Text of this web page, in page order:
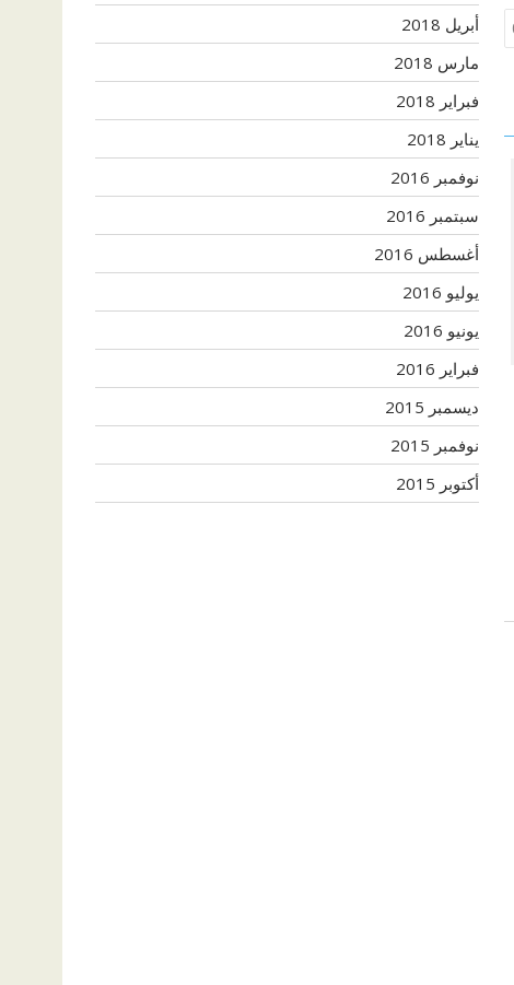
أبريل 2018
مارس 2018
فبراير 2018
يناير 2018
نوفمبر 2016
سبتمبر 2016
أغسطس 2016
يوليو 2016
يونيو 2016
فبراير 2016
ديسمبر 2015
نوفمبر 2015
أكتوبر 2015